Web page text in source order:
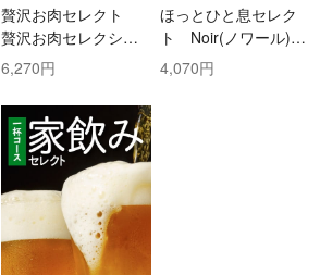
贅沢お肉セレクト
贅沢お肉セレクショ
ン 5000円コース
6,270円
ほっとひと息セレク
ト Noir(ノワール)コ
ース
4,070円